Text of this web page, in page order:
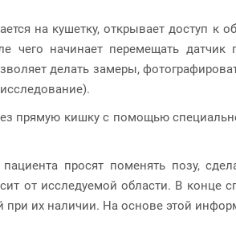
на кушетку, открывает доступ к
чего начинает перемещать
делать замеры,
прямую кишку с помощью
просят поменять позу,
от исследуемой области. В конце
их наличии. На основе этой